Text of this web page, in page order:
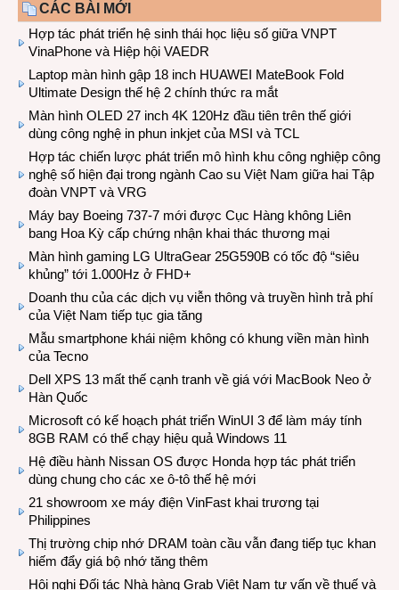
CÁC BÀI MỚI
Hợp tác phát triển hệ sinh thái học liệu số giữa VNPT
VinaPhone và Hiệp hội VAEDR
Laptop màn hình gập 18 inch HUAWEI MateBook Fold
Ultimate Design thế hệ 2 chính thức ra mắt
Màn hình OLED 27 inch 4K 120Hz đầu tiên trên thế giới
dùng công nghệ in phun inkjet của MSI và TCL
Hợp tác chiến lược phát triển mô hình khu công nghiệp công
nghệ số hiện đại trong ngành Cao su Việt Nam giữa hai Tập
đoàn VNPT và VRG
Máy bay Boeing 737-7 mới được Cục Hàng không Liên
bang Hoa Kỳ cấp chứng nhận khai thác thương mại
Màn hình gaming LG UltraGear 25G590B có tốc độ “siêu
khủng” tới 1.000Hz ở FHD+
Doanh thu của các dịch vụ viễn thông và truyền hình trả phí
của Việt Nam tiếp tục gia tăng
Mẫu smartphone khái niệm không có khung viền màn hình
của Tecno
Dell XPS 13 mất thế cạnh tranh về giá với MacBook Neo ở
Hàn Quốc
Microsoft có kế hoạch phát triển WinUI 3 để làm máy tính
8GB RAM có thể chạy hiệu quả Windows 11
Hệ điều hành Nissan OS được Honda hợp tác phát triển
dùng chung cho các xe ô-tô thế hệ mới
21 showroom xe máy điện VinFast khai trương tại
Philippines
Thị trường chip nhớ DRAM toàn cầu vẫn đang tiếp tục khan
hiếm đẩy giá bộ nhớ tăng thêm
Hội nghị Đối tác Nhà hàng Grab Việt Nam tư vấn về thuế và